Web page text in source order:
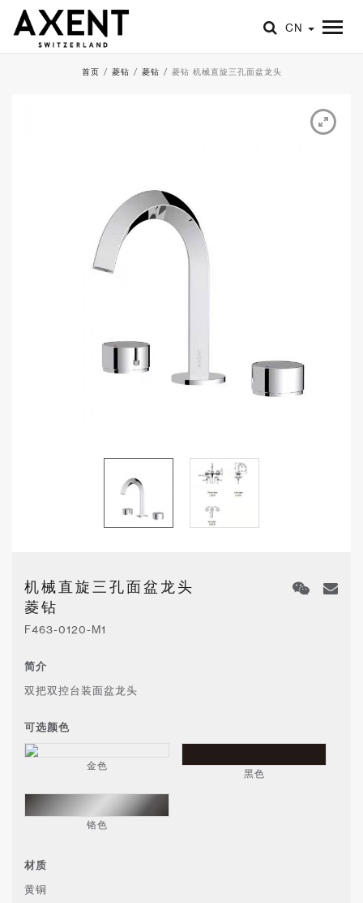
CN
首页 / 菱钻 / 菱钻 / 菱钻 机械直旋三孔面盆龙头
机械直旋三孔面盆龙头
菱钻
F463-0120-M1
简介
双把双控台装面盆龙头
可选颜色
金色
黑色
铬色
材质
黄铜